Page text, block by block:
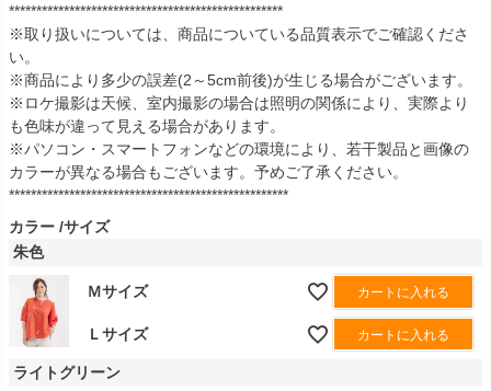
**************************************************
※取り扱いについては、商品についている品質表示でご確認くださ
い。
※商品により多少の誤差(2～5cm前後)が生じる場合がございます。
※ロケ撮影は天候、室内撮影の場合は照明の関係により、実際より
も色味が違って見える場合があります。
※パソコン・スマートフォンなどの環境により、若干製品と画像の
カラーが異なる場合もございます。予めご了承ください。
***************************************************
カラー サイズ
朱色
Ｍサイズ カートに入れる
Ｌサイズ カートに入れる
ライトグリーン